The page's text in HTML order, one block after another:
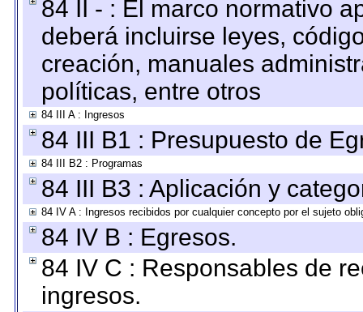
84 II - : El marco normativo
deberá incluirse leyes,
creación, manuales
políticas, entre otros
84 III A : Ingresos
84 III B1 : Presupuesto de
84 III B2 : Programas
84 III B3 : Aplicación y
84 IV A : Ingresos recibidos por cualquier concepto por el sujeto
84 IV B : Egresos.
84 IV C : Responsables de
ingresos.